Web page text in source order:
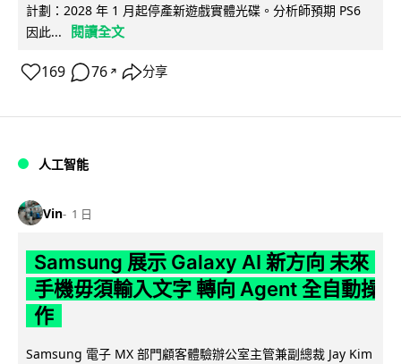
計劃：2028 年 1 月起停產新遊戲實體光碟。分析師預期 PS6
因此...
閱讀全文
169 76 ↗ 分享
人工智能
Vin 1 日
Samsung 展示 Galaxy AI 新方向 未來
手機毋須輸入文字 轉向 Agent 全自動操
作
Samsung 電子 MX 部門顧客體驗辦公室主管兼副總裁 Jay Kim